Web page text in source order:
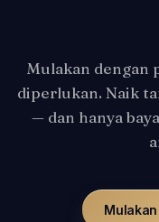
Mulakan dengan
diperlukan. Naik
— dan hanya